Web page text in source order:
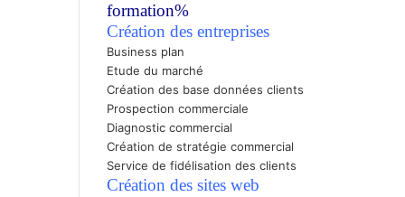
formation%
Création des entreprises
Business plan
Etude du marché
Création des base données clients
Prospection commerciale
Diagnostic commercial
Création de stratégie commercial
Service de fidélisation des clients
Création des sites web